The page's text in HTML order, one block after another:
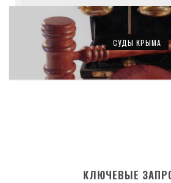
СУДЫ КРЫМА
КЛЮЧЕВЫЕ